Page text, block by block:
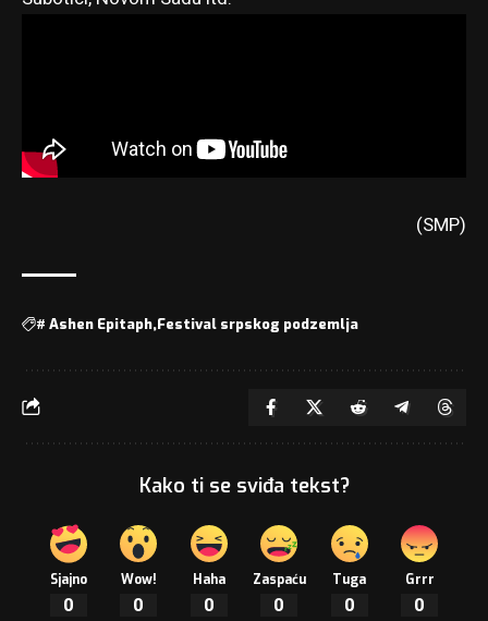
(SMP)
# Ashen Epitaph Festival srpskog podzemlja
Kako ti se sviđa tekst?
Sjajno
0
Wow!
0
Haha
0
Zaspaću
0
Tuga
0
Grrr
0